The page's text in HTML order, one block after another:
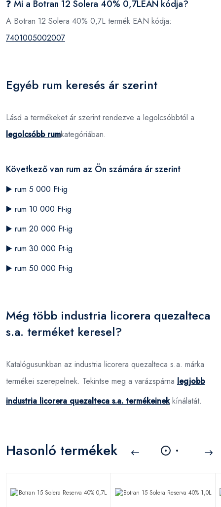
❓ Mi a Botran 12 Solera 40% 0,7LEAN kódja?
A Botran 12 Solera 40% 0,7L termék EAN kódja:
7401005002007
Egyéb rum keresés ár szerint
Lásd a termékeket ár szerint rendezve a legolcsóbbtól a
legolcsóbb rumkategóriában.
Következő van rum az Ön számára ár szerint
▶️ rum 5 000 Ft-ig
▶️ rum 10 000 Ft-ig
▶️ rum 20 000 Ft-ig
▶️ rum 30 000 Ft-ig
▶️ rum 50 000 Ft-ig
Még több industria licorera quezalteca
s.a. terméket keresel?
Katalógusunkban az industria licorera quezalteca s.a. márka
termékei szerepelnek. Tekintse meg a varázspárna legjobb
industria licorera quezalteca s.a. termékeinekkínálatát.
Hasonló termékek